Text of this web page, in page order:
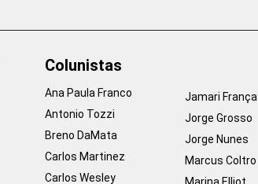
Colunistas
Ana Paula Franco
Antonio Tozzi
Breno DaMata
Carlos Martinez
Carlos Wesley
Jamari França
Jorge Grosso
Jorge Nunes
Marcus Coltro